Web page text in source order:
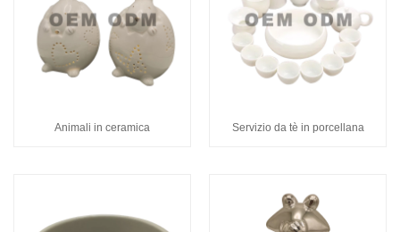
Animali in ceramica Servizio da tè in porcellana